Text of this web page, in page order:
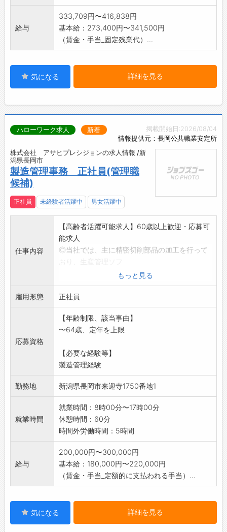
給与
333,709円〜416,838円
基本給：273,400円〜341,500円
（賃金・手当_固定残業代）...
気になる 詳細を見る
掲載開始日:2026/08/04
情報提供元：長岡公共職業安定所
ハローワーク求人 新着
株式会社 アサヒプレシジョンの求人情報 /新
潟県長岡市
製造管理事務 正社員(管理職
候補)
正社員 未経験者活躍中 男女活躍中
仕事内容
【高齢者活躍可能求人】60歳以上歓迎・応募可
能求人
◎当社では、主に精密切削部品の加工を行って
トを使って、生産指示や購入品・外注品手配業
務などを行います。
◎入社後は、OJT研修を通じて学べます。
※応募前の職場見学可能です(ハローワークで相
談後)
※有給休暇は取りやすく働きやすい環境です。
もっと見る
雇用形態 正社員
応募資格
【年齢制限、該当事由】
〜64歳、定年を上限
【必要な経験等】
製造管理経験
勤務地 新潟県長岡市来迎寺1750番地1
就業時間
就業時間：8時00分〜17時00分
休憩時間：60分
時間外労働時間：5時間
給与
200,000円〜300,000円
基本給：180,000円〜220,000円
（賃金・手当_定額的に支払われる手当）...
気になる 詳細を見る